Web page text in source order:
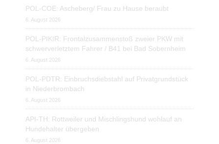
POL-COE: Ascheberg/ Frau zu Hause beraubt
6. August 2026
POL-PIKIR: Frontalzusammenstoß zweier PKW mit
schwerverletztem Fahrer / B41 bei Bad Sobernheim
6. August 2026
POL-PDTR: Einbruchsdiebstahl auf Privatgrundstück
in Niederbrombach
6. August 2026
API-TH: Rottweiler und Mischlingshund wohlauf an
Hundehalter übergeben
6. August 2026